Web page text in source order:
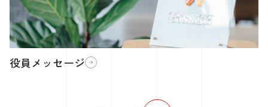
役員メッセージ